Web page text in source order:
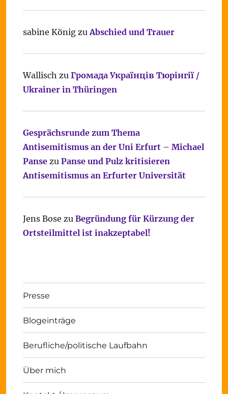
sabine KönigzuAbschied und Trauer
Wallisch zu Громада Українців Тюрінгії /
Ukrainer in Thüringen
Gesprächsrunde zum Thema
Antisemitismus an der Uni Erfurt – Michael
Pansezu Panse und Pulz kritisieren
Antisemitismus an Erfurter Universität
Jens Bose zu Begründung für Kürzung der
Ortsteilmittel ist inakzeptabel!
Presse
Blogeinträge
Berufliche/politische Laufbahn
Über mich